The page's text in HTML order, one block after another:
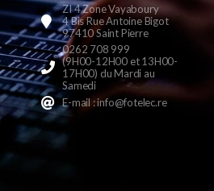
ZI 4 Zone Vayaboury
4 Bis Rue Antoine Bigot
97410 Saint Pierre
0262 708 999
(9H00-12H00 et 13H00-
17H00) du Mardi au
Samedi
E-mail : info@fotelec.re